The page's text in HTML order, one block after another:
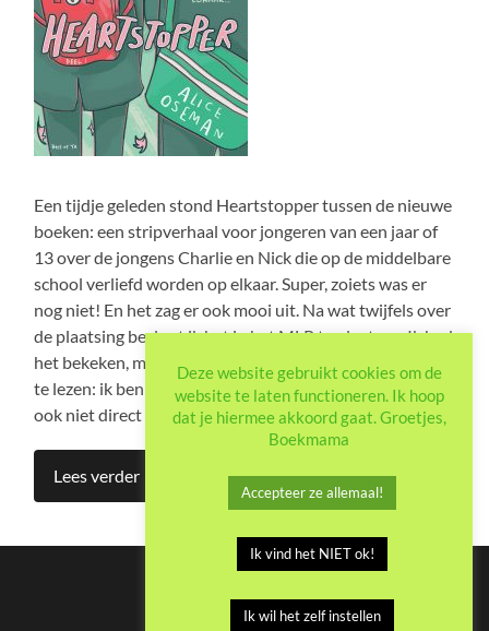
Een tijdje geleden stond Heartstopper tussen de nieuwe
boeken: een stripverhaal voor jongeren van een jaar of
13 over de jongens Charlie en Nick die op de middelbare
school verliefd worden op elkaar. Super, zoiets was er
nog niet! En het zag er ook mooi uit. Na wat twijfels over
de plaatsing besloot ik het in het MLP te plaatsen. Ik had
het bekeken, maar voelde verder geen behoefte om het
te lezen: ik ben niet zo van de romantische verhalen, en
ook niet direct van de strips.
Lees verder
Deze website gebruikt cookies om de
website te laten functioneren. Ik hoop
dat je hiermee akkoord gaat. Groetjes,
Boekmama
Accepteer ze allemaal!
Ik vind het NIET ok!
Ik wil het zelf instellen